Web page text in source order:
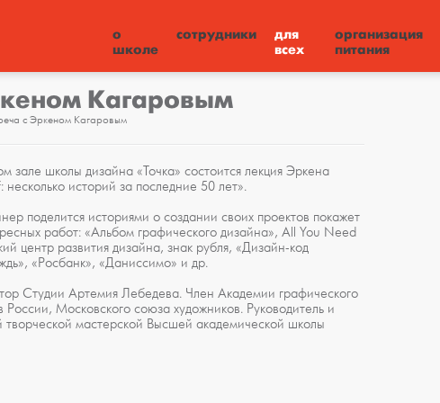
о
школе
сотрудники
для
всех
организация
питания
Кагаровым
с Эркеном Кагаровым
зале школы дизайна «Точка» состоится лекция Эркена
историй за последние 50 лет».
поделится историями о создании своих проектов покажет
работ: «Альбом графического дизайна», All You Need
центр развития дизайна, знак рубля, «Дизайн-код
«Росбанк», «Даниссимо» и др.
Студии Артемия Лебедева. Член Академии графического
Московского союза художников. Руководитель и
творческой мастерской Высшей академической школы